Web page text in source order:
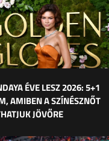
ÉVE LESZ 2026: 5+1
AMIBEN A SZÍNÉSZNŐT
JÖVŐRE